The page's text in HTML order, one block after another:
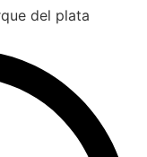
del plata